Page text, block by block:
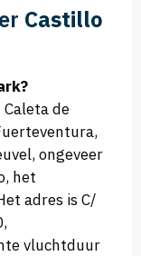
Castillo
de
ongeveer
het
adres is C/
vluchtduur